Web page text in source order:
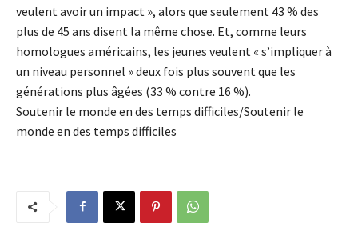
veulent avoir un impact », alors que seulement 43 % des
plus de 45 ans disent la même chose. Et, comme leurs
homologues américains, les jeunes veulent « s’impliquer à
un niveau personnel » deux fois plus souvent que les
générations plus âgées (33 % contre 16 %).
Soutenir le monde en des temps difficiles/Soutenir le
monde en des temps difficiles